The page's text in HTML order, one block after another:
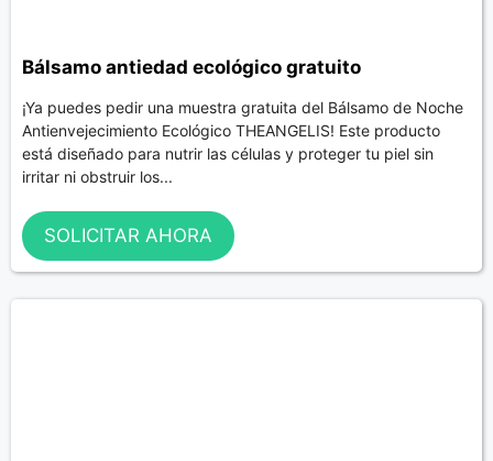
Bálsamo antiedad ecológico gratuito
¡Ya puedes pedir una muestra gratuita del Bálsamo de Noche
Antienvejecimiento Ecológico THEANGELIS! Este producto
está diseñado para nutrir las células y proteger tu piel sin
irritar ni obstruir los...
SOLICITAR AHORA